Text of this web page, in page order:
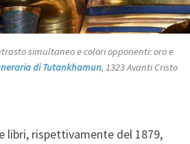
simultaneo e colori opponenti: oro e
di Tutankhamun, 1323 Avanti Cristo
libri, rispettivamente del 1879,